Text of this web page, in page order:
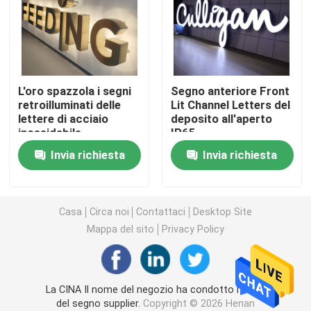
Lettere acriliche principali
insegna al neon su ordinazione
insegna al neon principale
Segno della lettera del metallo
Segno acrilico della lettera
Segno di numero civico
Segno anteriore del deposito
L'oro spazzola i segni
retroilluminati delle
lettere di acciaio
inossidabile
Invia richiesta
Segno anteriore Front
Lit Channel Letters del
deposito all'aperto
IP65
Invia richiesta
Casa Circa noi Contattaci
Desktop Site
Mappa del sito
Privacy Policy
La CINA Il nome del negozio ha condotto i bordi
del segno supplier. Copyright © 2026 Henan